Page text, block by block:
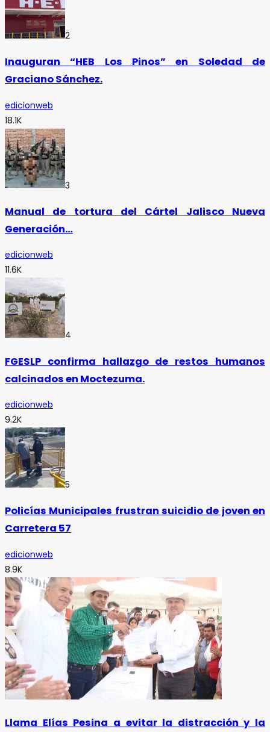
2
Inauguran “HEB Los Pinos” en Soledad de
Graciano Sánchez.
edicionweb
18.1K
3
Manual de tortura del Cártel Jalisco Nueva
Generación…
edicionweb
11.6K
4
FGESLP confirma hallazgo de restos humanos
calcinados en Moctezuma.
edicionweb
9.2K
5
Policías Municipales frustran suicidio de joven en
Carretera 57
edicionweb
8.9K
Llama Elías Pesina a evitar la distracción y la